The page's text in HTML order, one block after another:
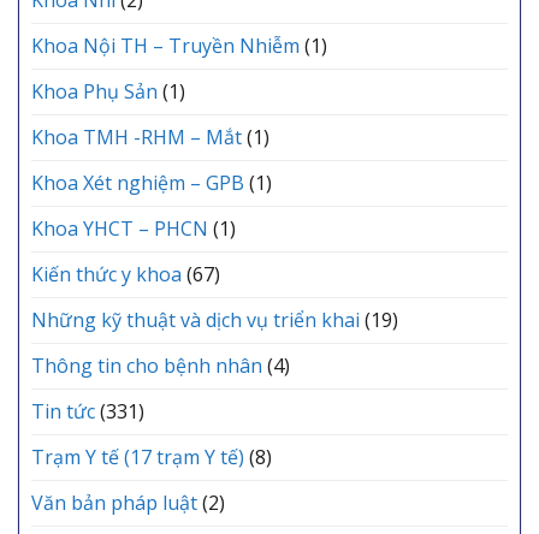
Khoa Nội TH – Truyền Nhiễm (1)
Khoa Phụ Sản (1)
Khoa TMH -RHM – Mắt(1)
Khoa Xét nghiệm – GPB (1)
Khoa YHCT – PHCN (1)
Kiến thức y khoa (67)
Những kỹ thuật và dịch vụ triển khai (19)
Thông tin cho bệnh nhân (4)
Tin tức(331)
Trạm Y tế (17 trạm Y tế) (8)
Văn bản pháp luật(2)